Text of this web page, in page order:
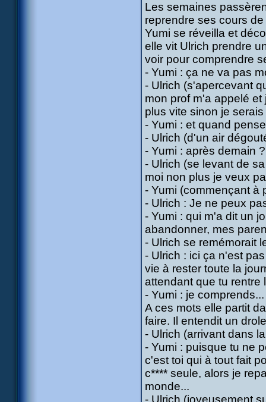
Les semaines
reprendre ses cours
Yumi se réveilla et
elle vit Ulrich prendre
voir pour comprendre
- Yumi : ça ne va pas
- Ulrich (s'apercevant
mon prof m'a appelé
plus vite sinon je
- Yumi : et quand
- Ulrich (d'un air
- Yumi : après demain
- Ulrich (se levant de
moi non plus je veux
- Yumi (commençant à
- Ulrich : Je ne peux
- Yumi : qui m'a dit un
abandonner, mes
- Ulrich se remémorait
- Ulrich : ici ça n'est
vie à rester toute la
attendant que tu rentre
- Yumi : je comprends...
A ces mots elle partit
faire. Il entendit un
- Ulrich (arrivant dans
- Yumi : puisque tu ne
c'est toi qui à tout fait
c**** seule, alors je
monde...
- Ulrich (joyeusement